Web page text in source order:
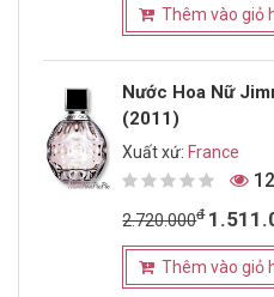
Thêm vào giỏ
Nước Hoa Nữ
(2011)
Xuất xứ: France
2.720.000đ
Thêm vào giỏ